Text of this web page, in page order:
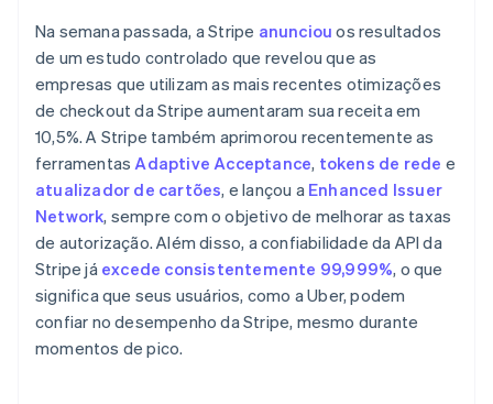
Na semana passada, a Stripe anunciou os resultados
de um estudo controlado que revelou que as
empresas que utilizam as mais recentes otimizações
de checkout da Stripe aumentaram sua receita em
10,5%. A Stripe também aprimorou recentemente as
ferramentasAdaptive Acceptance, tokens de rede e
atualizador de cartões, e lançou a Enhanced Issuer
Network, sempre com o objetivo de melhorar as taxas
de autorização. Além disso, a confiabilidade da API da
Stripe já excede consistentemente 99,999%, o que
significa que seus usuários, como a Uber, podem
confiar no desempenho da Stripe, mesmo durante
momentos de pico.
English
Países Baixos
NederlandsEnglish
Polônia
English
Portugal
PortuguêsEnglish
RAE de Hong Kong, China
English简体中文
Reino Unido
English
República Tcheca
English
Romênia
English